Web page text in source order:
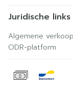
Juridische links
Algemene
ODR-platform